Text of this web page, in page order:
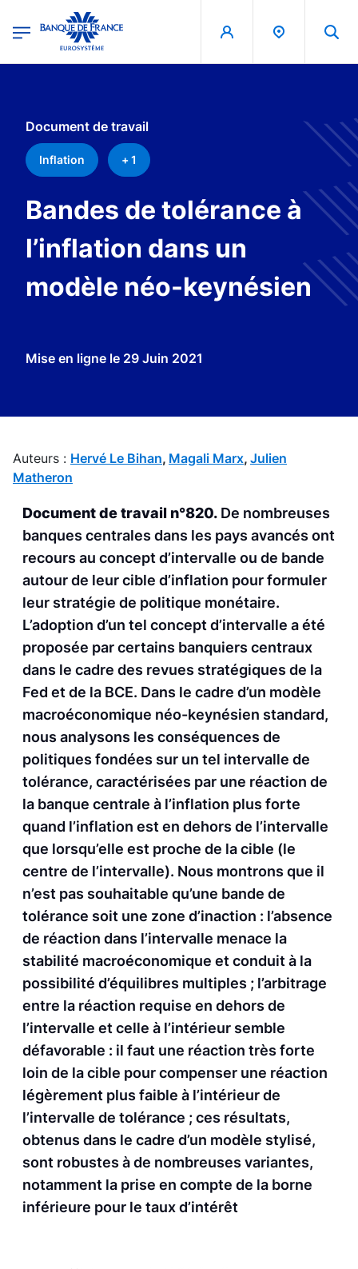
Banque de France - Menu Principal
Document de travail
Inflation + 1
Bandes de tolérance à
l’inflation dans un
modèle néo-keynésien
Mise en ligne le 29 Juin 2021
Auteurs : Hervé Le Bihan, Magali Marx, Julien
Matheron
Document de travail n°820. De nombreuses
banques centrales dans les pays avancés ont
recours au concept d’intervalle ou de bande
autour de leur cible d’inflation pour formuler
leur stratégie de politique monétaire.
L’adoption d’un tel concept d’intervalle a été
proposée par certains banquiers centraux
dans le cadre des revues stratégiques de la
Fed et de la BCE. Dans le cadre d’un modèle
macroéconomique néo-keynésien standard,
nous analysons les conséquences de
politiques fondées sur un tel intervalle de
tolérance, caractérisées par une réaction de
la banque centrale à l’inflation plus forte
quand l’inflation est en dehors de l’intervalle
que lorsqu’elle est proche de la cible (le
centre de l’intervalle). Nous montrons que il
n’est pas souhaitable qu’une bande de
tolérance soit une zone d’inaction : l’absence
de réaction dans l’intervalle menace la
stabilité macroéconomique et conduit à la
possibilité d’équilibres multiples ; l’arbitrage
entre la réaction requise en dehors de
l’intervalle et celle à l’intérieur semble
défavorable : il faut une réaction très forte
loin de la cible pour compenser une réaction
légèrement plus faible à l’intérieur de
l’intervalle de tolérance ; ces résultats,
obtenus dans le cadre d’un modèle stylisé,
sont robustes à de nombreuses variantes,
notamment la prise en compte de la borne
inférieure pour le taux d’intérêt